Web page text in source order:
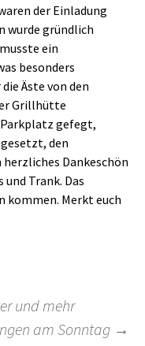
der Einladung
wurde gründlich
ein
besonders
Äste von den
Grillhütte
gefegt,
den
herzliches Dankeschön
Trank. Das
kommen. Merkt euch
und mehr
am Sonntag →